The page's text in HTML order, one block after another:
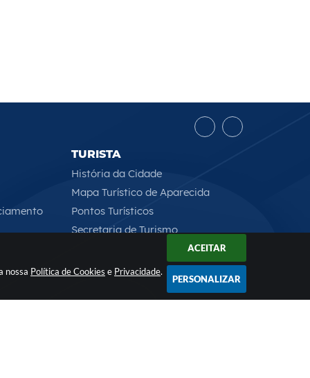
nossa Política de Cookies e Privacidade.
ACEITAR
PERSONALIZAR
TURISTA
História da Cidade
Mapa Turístico de Aparecida
Pontos Turísticos
Secretaria de Turismo